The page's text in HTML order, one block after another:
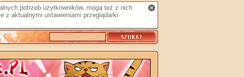
potrzeb użytkowników, mogą też z nich
z aktualnymi ustawieniami przeglądarki.